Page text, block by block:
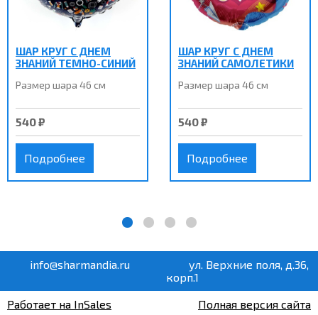
ШАР КРУГ С ДНЕМ
ЗНАНИЙ ТЕМНО-СИНИЙ
Размер шара 46 см
540 ₽
Подробнее
ШАР КРУГ С ДНЕМ
ЗНАНИЙ САМОЛЕТИКИ
Размер шара 46 см
540 ₽
Подробнее
info@sharmandia.ru
ул. Верхние поля, д.36,
корп.1
Работает на InSales
Полная версия сайта